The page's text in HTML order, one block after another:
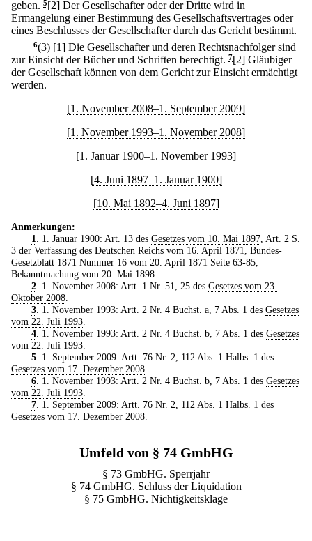
geben. 5[2] Der Gesellschafter oder der Dritte wird in
Ermangelung einer Bestimmung des Gesellschaftsvertrages oder
eines Beschlusses der Gesellschafter durch das Gericht bestimmt.
6(3) [1] Die Gesellschafter und deren Rechtsnachfolger sind
zur Einsicht der Bücher und Schriften berechtigt. 7[2] Gläubiger
der Gesellschaft können von dem Gericht zur Einsicht ermächtigt
werden.
[1. November 2008–1. September 2009]
[1. November 1993–1. November 2008]
[1. Januar 1900–1. November 1993]
[4. Juni 1897–1. Januar 1900]
[10. Mai 1892–4. Juni 1897]
Anmerkungen:
1
. 1. Januar 1900: Art. 13 des Gesetzes vom 10. Mai 1897, Art. 2 S.
3 der Verfassung des Deutschen Reichs vom 16. April 1871, Bundes-
Gesetzblatt 1871 Nummer 16 vom 20. April 1871 Seite 63-85,
Bekanntmachung vom 20. Mai 1898
2. 1. November 2008: Artt. 1 Nr. 51, 25 des Gesetzes vom 23.
Oktober 2008
3. 1. November 1993: Artt. 2 Nr. 4 Buchst. a, 7 Abs. 1 des Gesetzes
vom 22. Juli 1993
4. 1. November 1993: Artt. 2 Nr. 4 Buchst. b, 7 Abs. 1 des Gesetzes
vom 22. Juli 1993
5. 1. September 2009: Artt. 76 Nr. 2, 112 Abs. 1 Halbs. 1 des
Gesetzes vom 17. Dezember 2008
6. 1. November 1993: Artt. 2 Nr. 4 Buchst. b, 7 Abs. 1 des Gesetzes
vom 22. Juli 1993
7. 1. September 2009: Artt. 76 Nr. 2, 112 Abs. 1 Halbs. 1 des
Gesetzes vom 17. Dezember 2008
Umfeld von § 74 GmbHG
§ 73 GmbHG. Sperrjahr
§ 74 GmbHG. Schluss der Liquidation
§ 75 GmbHG. Nichtigkeitsklage